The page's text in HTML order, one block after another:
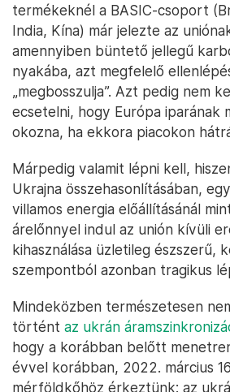
termékeknél a BASIC-csoport
India, Kína) már jelezte az
amennyiben büntető jellegű
nyakába, azt megfelelő
„megbosszulja”. Azt pedig nem
ecsetelni, hogy Európa iparának
okozna, ha ekkora piacokon
Márpedig valamit lépni kell,
Ukrajna összehasonlításában,
villamos energia előállításánál
árelőnnyel indul az unión kívüli
kihasználása üzletileg észszerű,
szempontból azonban tragikus
Mindeközben természetesen
történt az ukrán
hogy a korábban belőtt
évvel korábban, 2022. március
mérföldkőhöz érkeztünk: az